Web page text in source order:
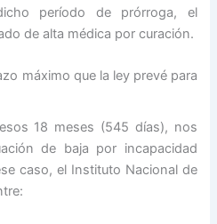
período de prórroga, el
de alta médica por curación.
máximo que la ley prevé para
18 meses (545 días), nos
de baja por incapacidad
caso, el Instituto Nacional de